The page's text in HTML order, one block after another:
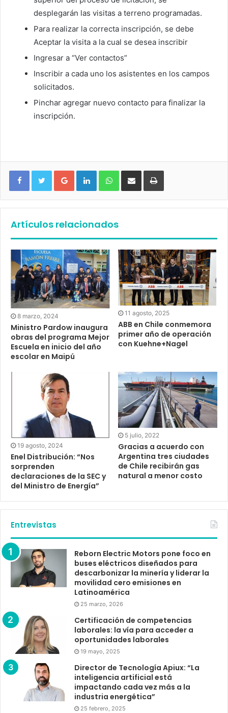
desplegarán las visitas a terreno programadas.
Para realizar la correcta inscripción, se debe
Aceptar la visita a la cual se desea inscribir
Ingresar a “Ver contactos”
Inscribir a cada uno los asistentes en los campos
solicitados.
Pinchar agregar nuevo contacto para finalizar la
inscripción.
Google+ LinkedIn WhatsApp
Artículos relacionados
8 marzo, 2024
Ministro Pardow inaugura
obras del programa Mejor
Escuela en inicio del año
escolar en Maipú
11 agosto, 2025
ABB en Chile conmemora
primer año de operación
con Kuehne+Nagel
19 agosto, 2024
Enel Distribución: “Nos
sorprenden
declaraciones de la SEC y
del Ministro de Energía”
5 julio, 2022
Gracias a acuerdo con
Argentina tres ciudades
de Chile recibirán gas
natural a menor costo
Entrevistas
Reborn Electric Motors pone foco en
buses eléctricos diseñados para
descarbonizar la minería y liderar la
movilidad cero emisiones en
Latinoamérica
25 marzo, 2026
Certificación de competencias
laborales: la vía para acceder a
oportunidades laborales
19 mayo, 2025
Director de Tecnología Apiux: “La
inteligencia artificial está
impactando cada vez más a la
industria energética”
25 febrero, 2025